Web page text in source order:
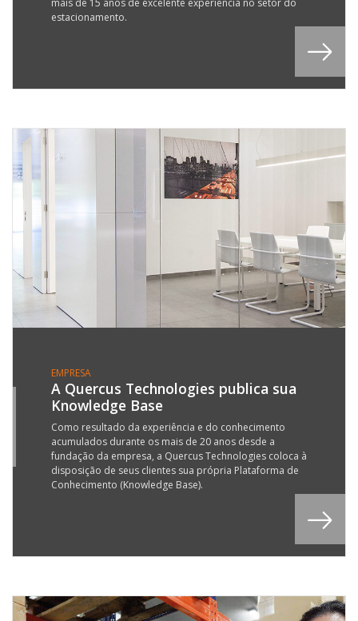
estacionamento.
EMPRESA
A Quercus Technologies publica sua
Knowledge Base
Como resultado da experiência e do conhecimento
acumulados durante os mais de 20 anos desde a
fundação da empresa, a Quercus Technologies coloca à
disposição de seus clientes sua própria Plataforma de
Conhecimento (Knowledge Base).